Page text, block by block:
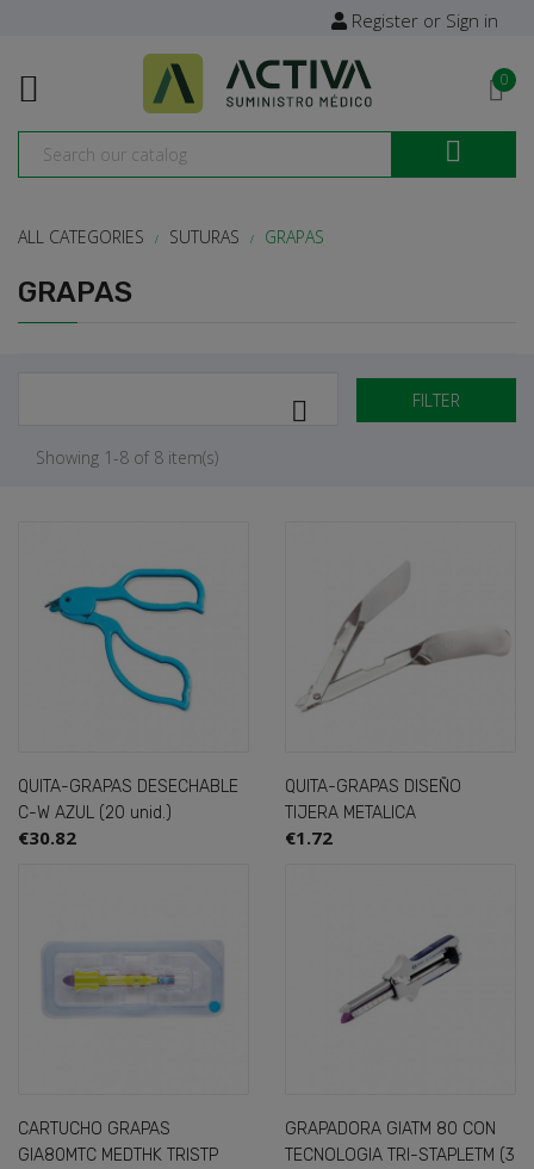
Register or Sign in
 0

ALL CATEGORIES SUTURAS GRAPAS
GRAPAS
 FILTER
Showing 1-8 of 8 item(s)
QUITA-GRAPAS DESECHABLE
C-W AZUL (20 unid.)
€30.82
QUITA-GRAPAS DISEÑO
TIJERA METALICA
€1.72
CARTUCHO GRAPAS
GIA80MTC MEDTHK TRISTP
GRAPADORA GIATM 80 CON
TECNOLOGIA TRI-STAPLETM (3